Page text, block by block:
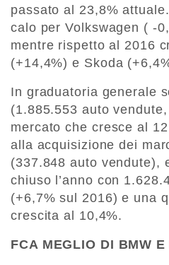
passato al 23,8%
calo per Volkswagen ( -
mentre rispetto al 2016
(+14,4%) e Skoda
In graduatoria generale
(1.885.553 auto
mercato che cresce al
alla acquisizione dei
(337.848 auto vendute),
chiuso l’anno con
(+6,7% sul 2016) e una
crescita al 10,4%.
FCA MEGLIO DI BMW E